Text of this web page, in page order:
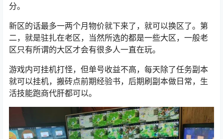
分。
新区的话最多一两个月物价就下来了，就可以换区了。 第
二，就是驻扎在老区，当然所选的都是一些大区，一般老
区只有所谓的大区才会有很多人一直在玩。
游戏内可挂机打怪，但单号收益不高， 每天除了任务副本
就可以挂机，搬砖点前期经验书，后期刷副本做日常，生
活技能跑商代肝都可以。